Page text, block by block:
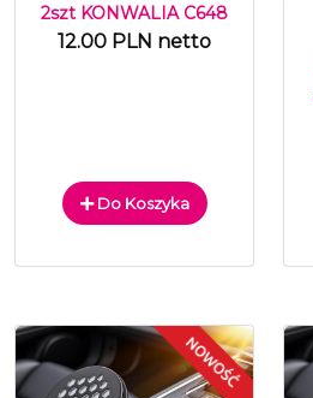
2szt KONWALIA C648
12.00 PLN netto
Do Koszyka